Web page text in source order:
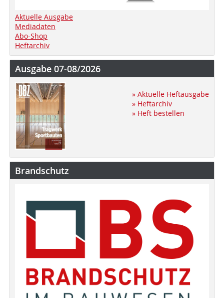
Aktuelle Ausgabe
Mediadaten
Abo-Shop
Heftarchiv
Ausgabe 07-08/2026
» Aktuelle Heftausgabe
» Heftarchiv
» Heft bestellen
Brandschutz